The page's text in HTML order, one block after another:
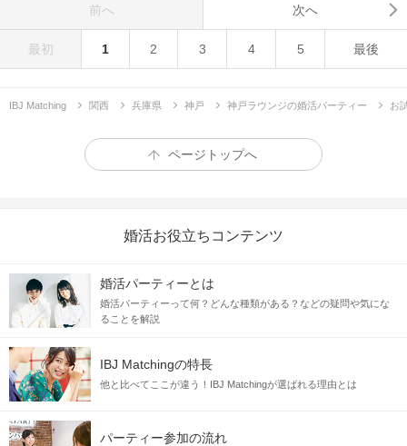
前へ 次へ
最初 1 2 3 4 5 最後
IBJ Matching 関西 兵庫県 神戸 神戸ラウンジの婚活パーティー お
ページトップへ
婚活お役立ちコンテンツ
婚活パーティーとは
婚活パーティーって何？どんな種類がある？などの疑問や気にな
ることを解説
IBJ Matchingの特長
他と比べてここが違う！IBJ Matchingが選ばれる理由とは
パーティー参加の流れ